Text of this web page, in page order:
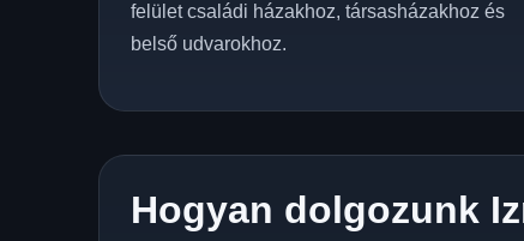
felület családi házakhoz, társasházakhoz és
belső udvarokhoz.
Hogyan dolgozunk